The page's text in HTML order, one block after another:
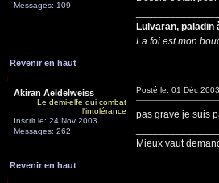
Messages: 109
Lulvaran, paladin
La foi est mon
Revenir en haut
Akiran Aeldelweiss
Le demi-elfe qui combat
l'intolérance
Inscrit le: 24 Nov 2003
Messages: 262
Posté le: 01 Déc
pas grave je suis
Mieux vaut
Revenir en haut